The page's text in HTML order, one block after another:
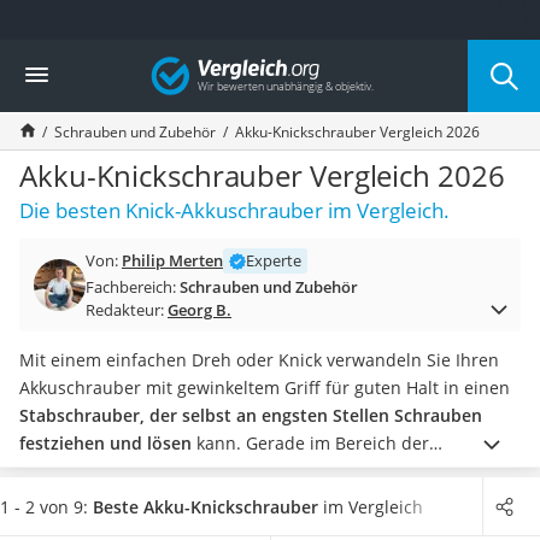
Die beliebtesten Vergleiche nach Kategorie
Baumarkt
Tresor feuerfest
Makita-Akku-Rasenmäher
Kappsäge
Smartes Türschloss
Akku-Rasentrimmer
Split-Klimaanlage 2 Innengeräte
Pelletofen
Tiefbrunnenpumpe
Fliesenschneider
Hochdruckreiniger
Doppelschleifer
Überwachungskamera
Benzinrasenmäher mit Elektrostart
Vergleich
Schrauben und Zubehör Akku-Knickschrauber Vergleich 2026
Akku-Knickschrauber Vergleich 2026
Die besten Knick-Akkuschrauber im Vergleich.
Von: Philip Merten
Experte
Fachbereich:Schrauben und Zubehör
Redakteur:Georg B.
Mit einem einfachen Dreh oder Knick verwandeln Sie Ihren
Akkuschrauber mit gewinkeltem Griff für guten Halt in einen
Stabschrauber, der selbst an engsten Stellen Schrauben
festziehen und lösen kann. Gerade im Bereich der
Elektrotechnik, wo mitunterviele kleine Schrauben fixiert
werdenmüssen, kommen Sie damit besonders schnell voran.
1 - 2 von 9: Beste Akku-Knickschrauber im Vergleich